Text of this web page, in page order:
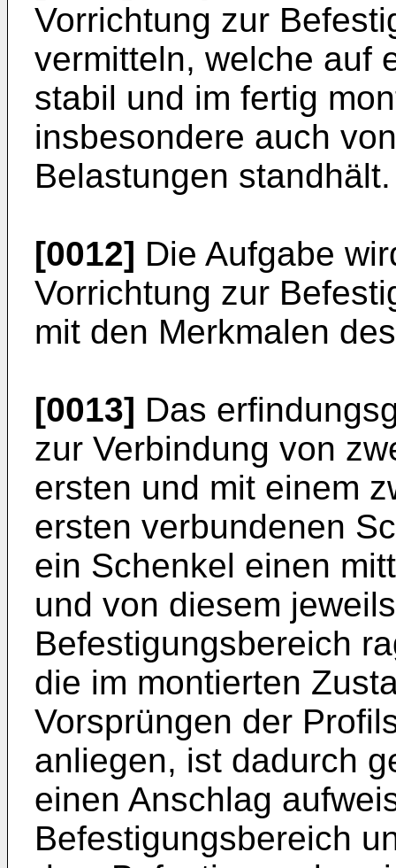
Vorrichtung zur
vermitteln, welche auf
stabil und im fertig
insbesondere auch
Belastungen standhält.
[0012] Die Aufgabe
Vorrichtung zur
mit den Merkmalen
[0013] Das
zur Verbindung von
ersten und mit einem
ersten verbundenen
ein Schenkel einen
und von diesem
Befestigungsbereich
die im montierten
Vorsprüngen der
anliegen, ist dadurch
einen Anschlag
Befestigungsbereich